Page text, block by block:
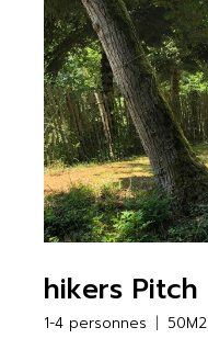
hikers Pitch
1-4 personnes 50M2